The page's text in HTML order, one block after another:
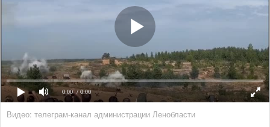
0:00 / 0:00
Видео: телеграм-канал администрации Ленобласти